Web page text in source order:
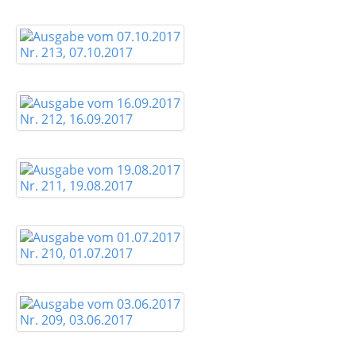
Nr. 213, 07.10.2017
Nr. 212, 16.09.2017
Nr. 211, 19.08.2017
Nr. 210, 01.07.2017
Nr. 209, 03.06.2017